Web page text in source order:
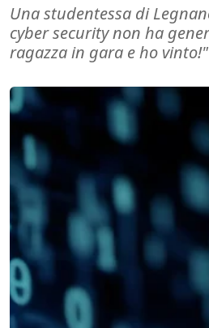
Una studentessa di
cyber security non ha
ragazza in gara e ho vinto!"